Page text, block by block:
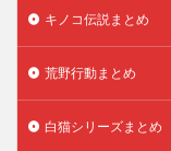
キノコ伝説まとめ
荒野行動まとめ
白猫シリーズまとめ